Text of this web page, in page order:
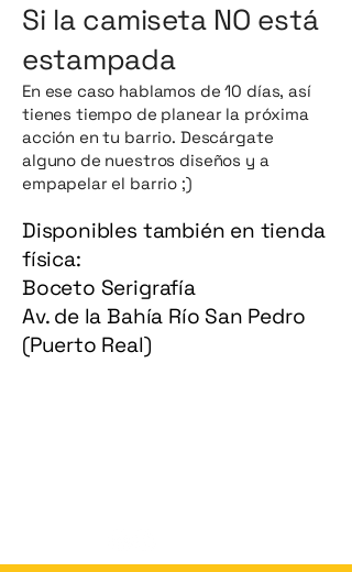
Si la camiseta NO está
estampada
En ese caso hablamos de 10 días, así
tienes tiempo de planear la próxima
acción en tu barrio. Descárgate
alguno de nuestros diseños y a
empapelar el barrio ;)
Disponibles también en tienda
física:
Boceto Serigrafía
Av. de la Bahía Río San Pedro
(Puerto Real)